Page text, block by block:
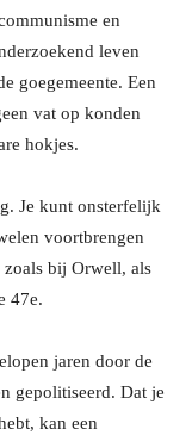
en
leven
goegemeente. Een
vat op konden
hokjes.
Je kunt onsterfelijk
voortbrengen
zoals bij Orwell, als
47e.
jaren door de
gepolitiseerd. Dat je
kan een